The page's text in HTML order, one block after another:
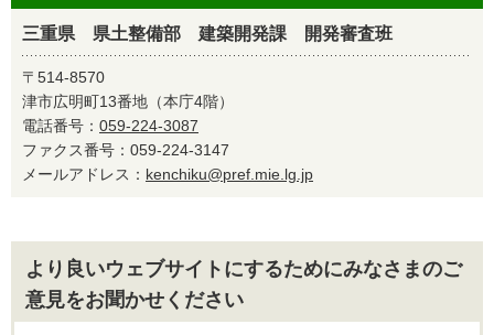
三重県 県土整備部 建築開発課 開発審査班
〒514-8570
津市広明町13番地（本庁4階）
電話番号： 059-224-3087
ファクス番号：059-224-3147
メールアドレス： kenchiku@pref.mie.lg.jp
より良いウェブサイトにするためにみなさまのご
意見をお聞かせください